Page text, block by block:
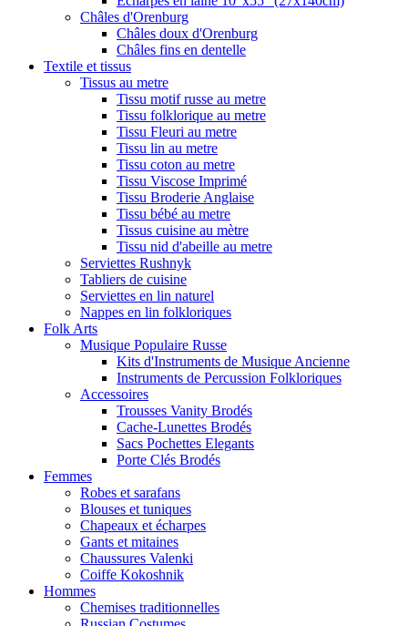
Châles d'Orenburg
Châles doux d'Orenburg
Châles fins en dentelle
Textile et tissus
Tissus au metre
Tissu motif russe au metre
Tissu folklorique au metre
Tissu Fleuri au metre
Tissu lin au metre
Tissu coton au metre
Tissu Viscose Imprimé
Tissu Broderie Anglaise
Tissu bébé au metre
Tissus cuisine au mètre
Tissu nid d'abeille au metre
Serviettes Rushnyk
Tabliers de cuisine
Serviettes en lin naturel
Nappes en lin folkloriques
Folk Arts
Musique Populaire Russe
Kits d'Instruments de Musique Ancienne
Instruments de Percussion Folkloriques
Accessoires
Trousses Vanity Brodés
Cache-Lunettes Brodés
Sacs Pochettes Elegants
Porte Clés Brodés
Femmes
Robes et sarafans
Blouses et tuniques
Chapeaux et écharpes
Gants et mitaines
Chaussures Valenki
Coiffe Kokoshnik
Hommes
Chemises traditionnelles